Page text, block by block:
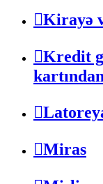
Kirayə
Kredit
Miras